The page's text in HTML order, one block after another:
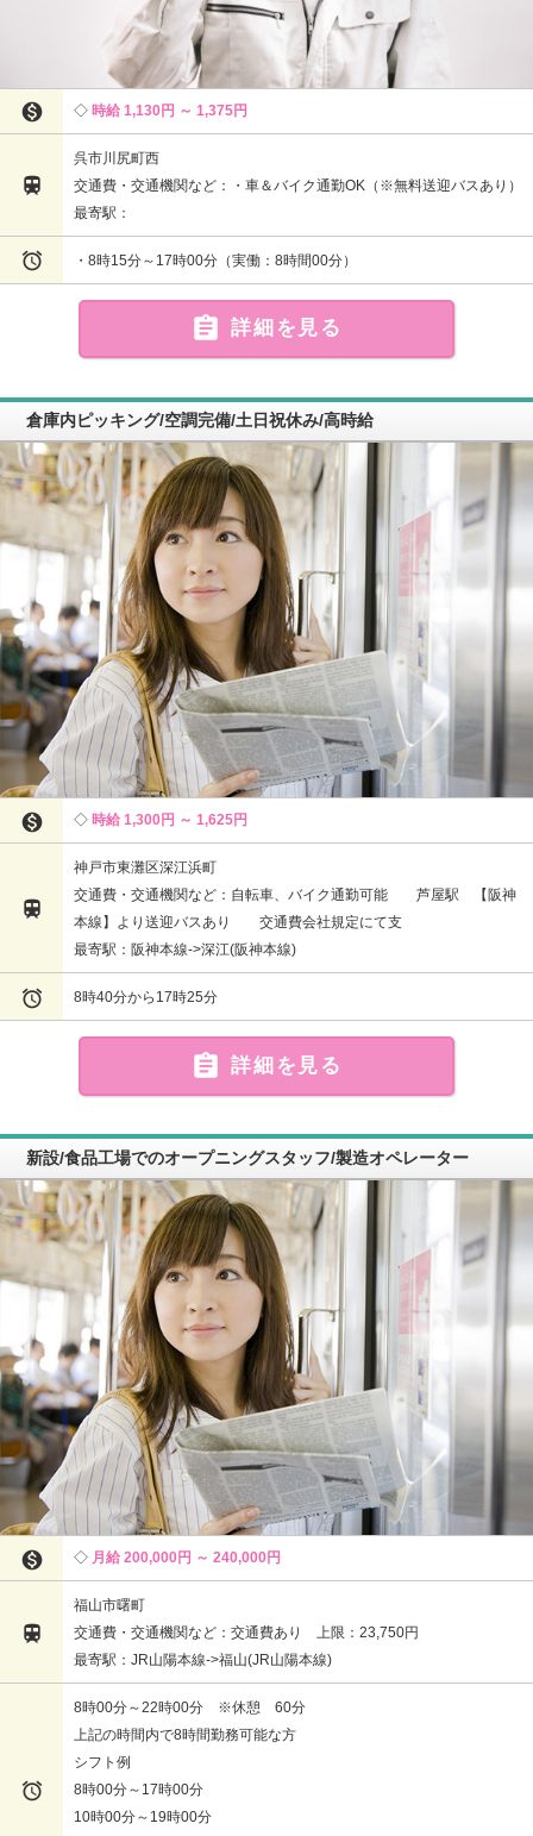
 時給 1,130円 ～ 1,375円

呉市川尻町西
交通費・交通機関など：・車＆バイク通勤OK（※無料送迎バスあり）
最寄駅：
 ・8時15分～17時00分（実働：8時間00分）
 詳細を見る
倉庫内ピッキング/空調完備/土日祝休み/高時給
 時給 1,300円 ～ 1,625円

神戸市東灘区深江浜町
交通費・交通機関など：自転車、バイク通勤可能 芦屋駅 【阪神
本線】より送迎バスあり 交通費会社規定にて支
最寄駅：阪神本線->深江(阪神本線)
 8時40分から17時25分
 詳細を見る
新設/食品工場でのオープニングスタッフ/製造オペレーター
 月給 200,000円 ～ 240,000円

福山市曙町
交通費・交通機関など：交通費あり 上限：23,750円
最寄駅：JR山陽本線->福山(JR山陽本線)

8時00分～22時00分 ※休憩 60分
上記の時間内で8時間勤務可能な方
シフト例
8時00分～17時00分
10時00分～19時00分